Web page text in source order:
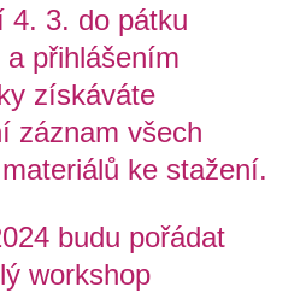
4. 3. do pátku
přihlášením
získáváte
záznam všech
ke stažení.
budu pořádat
workshop